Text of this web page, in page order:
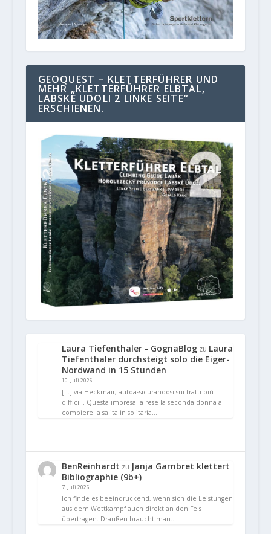
GEOQUEST – KLETTERFÜHRER UND
MEHR „KLETTERFÜHRER ELBTAL,
LABSKE UDOLI 2 LINKE SEITE“
ERSCHIENEN.
Laura Tiefenthaler - GognaBlogzu Laura
Tiefenthaler durchsteigt solo die Eiger-
Nordwand in 15 Stunden
10. Juli 2026
[…] via Heckmair, autoassicurandosi sui tratti più
difficili. Questa impresa la rese la seconda donna a
compiere la salita in solitaria…
BenReinhardt zu Janja Garnbret klettert
Bibliographie (9b+)
7. Juli 2026
Ich finde es beeindruckend, wenn sich die Leistungen
aus dem Wettkampf auch direkt an den Fels
übertragen. Draußen braucht man…